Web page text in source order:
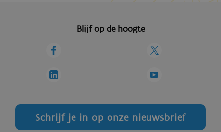
Blijf op de hoogte
Schrijf je in op onze nieuwsbrief